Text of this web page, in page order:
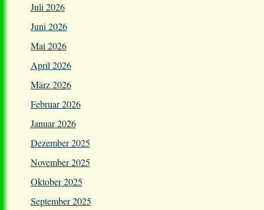
Juli 2026
Juni 2026
Mai 2026
April 2026
März 2026
Februar 2026
Januar 2026
Dezember 2025
November 2025
Oktober 2025
September 2025